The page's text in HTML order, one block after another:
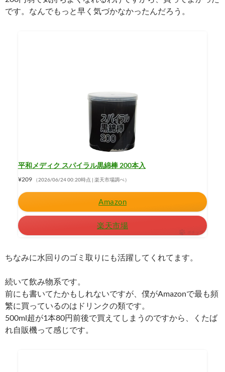
です。なんでもっと早く気づかなかったんだろう。
平和メディク スパイラル黒綿棒 200本入
¥209 （2026/06/24 00:20時点 | 楽天市場調べ）
Amazon
楽天市場
ポチップ
ちなみに水回りのゴミ取りにも活躍してくれてます。
続いて飲み物系です。
前にも書いてたかもしれないですが、僕がAmazonで最も頻
繁に買っているのはドリンクの類です。
500ml超が1本80円前後で買えてしまうのですから、くたば
れ自販機って感じです。